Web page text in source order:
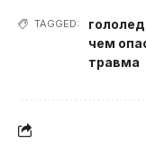
TAGGED: гололед
чем
травма